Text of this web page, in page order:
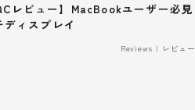
レビュー】MacBookユーザー必見
ィスプレイ
Reviews | レビュー